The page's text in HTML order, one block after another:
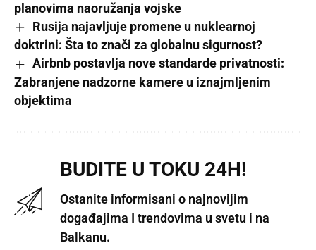
planovima naoružanja vojske
Rusija najavljuje promene u nuklearnoj
doktrini: Šta to znači za globalnu sigurnost?
Airbnb postavlja nove standarde privatnosti:
Zabranjene nadzorne kamere u iznajmljenim
objektima
BUDITE U TOKU 24H!
Ostanite informisani o najnovijim
događajima I trendovima u svetu i na
Balkanu.